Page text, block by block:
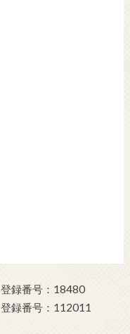
：18480
録番号：112011